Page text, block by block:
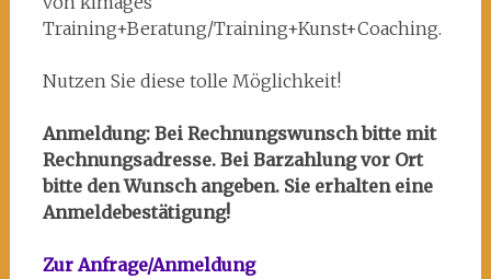
Training+Beratung/Training+Kunst+Coaching.
Nutzen Sie diese tolle Möglichkeit!
Anmeldung: Bei Rechnungswunsch bitte mit
Rechnungsadresse. Bei Barzahlung vor Ort
bitte den Wunsch angeben. Sie erhalten eine
Anmeldebestätigung!
Zur Anfrage/Anmeldung